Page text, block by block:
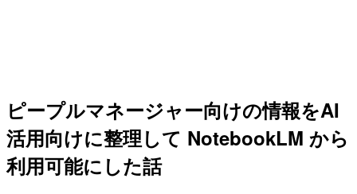
ピープルマネージャー向けの情報をAI
活用向けに整理して NotebookLM から
利用可能にした話